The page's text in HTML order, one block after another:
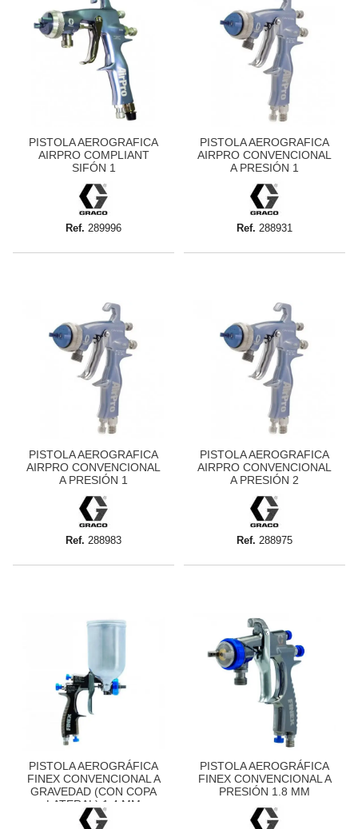
PISTOLA AEROGRAFICA
AIRPRO COMPLIANT
SIFÓN 1
Ref. 289996
PISTOLA AEROGRAFICA
AIRPRO CONVENCIONAL
A PRESIÓN 1
Ref. 288931
PISTOLA AEROGRAFICA
AIRPRO CONVENCIONAL
A PRESIÓN 1
Ref. 288983
PISTOLA AEROGRAFICA
AIRPRO CONVENCIONAL
A PRESIÓN 2
Ref. 288975
PISTOLA AEROGRÁFICA
FINEX CONVENCIONAL A
GRAVEDAD (CON COPA
LATERAL) 1.4 MM
PISTOLA AEROGRÁFICA
FINEX CONVENCIONAL A
PRESIÓN 1.8 MM